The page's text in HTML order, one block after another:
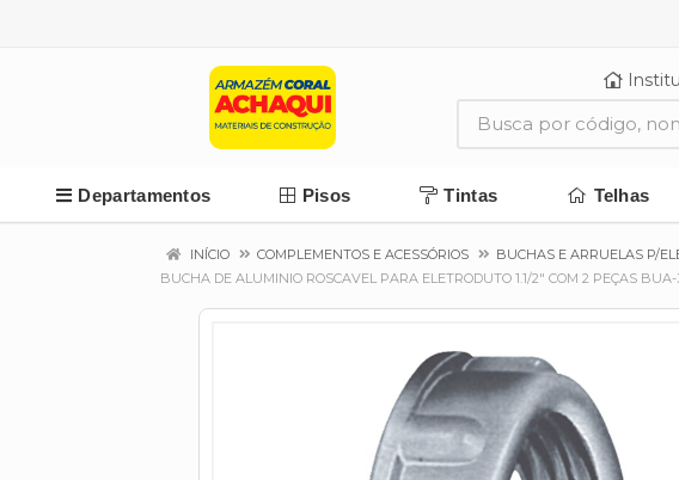
Departamentos Pisos Tintas Telhas
INÍCIO COMPLEMENTOS E ACESSÓRIOS
BUCHAS E ARRUELAS P/
BUCHA DE ALUMINIO ROSCAVEL PARA ELETRODUTO 1.1/2" COM 2 PEÇAS